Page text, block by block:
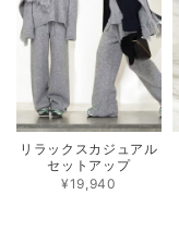
リラックスカジュアル
セットアップ
¥19,940